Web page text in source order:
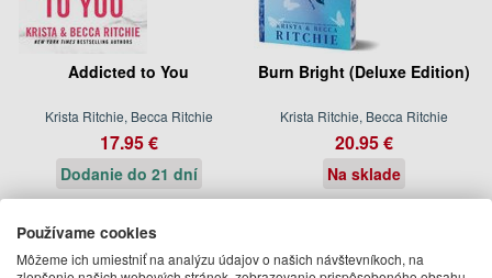
Addicted to You
Krista Ritchie, Becca Ritchie
17.95 €
Dodanie do 21 dní
Burn Bright (Deluxe Edition)
Krista Ritchie, Becca Ritchie
20.95 €
Na sklade
Becca Ritchie
Ďalšie knihy autora z oddeleniaKnihy v angličtine
Používame cookies
Môžeme ich umiestniť na analýzu údajov o našich návštevníkoch, na